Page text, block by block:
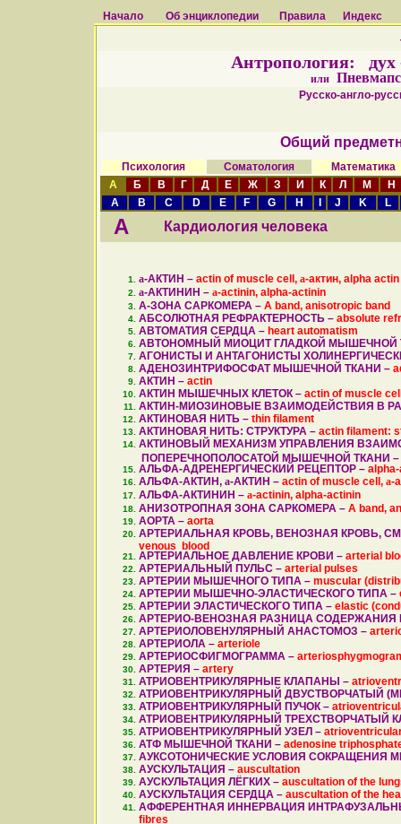
Начало Об энциклопедии Правила Индекс
Антропология: дух
или
Русско-англо-
Общий
Психология Соматология
Математика
А
Б В Г Д Е Ж З И К Л М
Н
A
B C D E F G H J K L
А Кардиология человека
a-АКТИН – actin of muscle cell, a-актин, alpha actin
a-АКТИНИН – a-actinin, alpha-actinin
A-ЗОНА САРКОМЕРА – A band, anisotropic band
АБСОЛЮТНАЯ РЕФРАКТЕРНОСТЬ – absolute
АВТОМАТИЯ СЕРДЦА – heart automatism
АВТОНОМНЫЙ МИОЦИТ ГЛАДКОЙ МЫШЕЧНОЙ
АГОНИСТЫ И АНТАГОНИСТЫ
АДЕНОЗИНТРИФОСФАТ МЫШЕЧНОЙ ТКАНИ –
АКТИН – actin
АКТИН МЫШЕЧНЫХ КЛЕТОК – actin of muscle
АКТИН-МИОЗИНОВЫЕ ВЗАИМОДЕЙСТВИЯ В
АКТИНОВАЯ НИТЬ – thin filament
АКТИНОВАЯ НИТЬ: СТРУКТУРА – actin filament:
АКТИНОВЫЙ МЕХАНИЗМ УПРАВЛЕНИЯ
ПОПЕРЕЧНОПОЛОСАТОЙ МЫШЕЧНОЙ ТКАНИ –
АЛЬФА-АДРЕНЕРГИЧЕСКИЙ РЕЦЕПТОР –
АЛЬФА-АКТИН, a-АКТИН – actin of muscle cell, a-
АЛЬФА-АКТИНИН – a-actinin, alpha-actinin
АНИЗОТРОПНАЯ ЗОНА САРКОМЕРА – A band,
АОРТА – aorta
АРТЕРИАЛЬНАЯ КРОВЬ, ВЕНОЗНАЯ КРОВЬ,
venous blood
АРТЕРИАЛЬНОЕ ДАВЛЕНИЕ КРОВИ – arterial
АРТЕРИАЛЬНЫЙ ПУЛЬС – arterial pulses
АРТЕРИИ МЫШЕЧНОГО ТИПА – muscular
АРТЕРИИ МЫШЕЧНО-ЭЛАСТИЧЕСКОГО ТИПА –
АРТЕРИИ ЭЛАСТИЧЕСКОГО ТИПА – elastic
АРТЕРИО-ВЕНОЗНАЯ РАЗНИЦА СОДЕРЖАНИЯ
АРТЕРИОЛОВЕНУЛЯРНЫЙ АНАСТОМОЗ –
АРТЕРИОЛА – arteriole
АРТЕРИОСФИГМОГРАММА –
АРТЕРИЯ – artery
АТРИОВЕНТРИКУЛЯРНЫЕ КЛАПАНЫ –
АТРИОВЕНТРИКУЛЯРНЫЙ ДВУСТВОРЧАТЫЙ
АТРИОВЕНТРИКУЛЯРНЫЙ ПУЧОК –
АТРИОВЕНТРИКУЛЯРНЫЙ ТРЕХСТВОРЧАТЫЙ
АТРИОВЕНТРИКУЛЯРНЫЙ УЗЕЛ –
АТФ МЫШЕЧНОЙ ТКАНИ – adenosine
АУКСОТОНИЧЕСКИЕ УСЛОВИЯ СОКРАЩЕНИЯ
АУСКУЛЬТАЦИЯ – auscultation
АУСКУЛЬТАЦИЯ ЛЁГКИХ – auscultation of the
АУСКУЛЬТАЦИЯ СЕРДЦА – auscultation of the
АФФЕРЕНТНАЯ ИННЕРВАЦИЯ
fibres